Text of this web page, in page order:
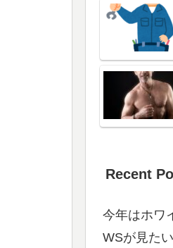
Recent
今年はホワ
WSが見たい